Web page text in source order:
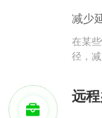
减少
在某
径，
远